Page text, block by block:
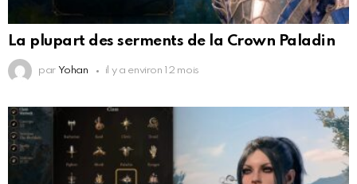
La plupart des serments de la Crown Paladin
par Yohan il y a environ 12 mois